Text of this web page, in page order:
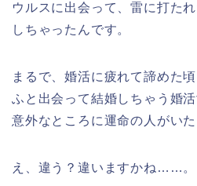
ウルスに出会って、雷に打た
しちゃったんです。
まるで、婚活に疲れて諦めた頃
ふと出会って結婚しちゃう婚
意外なところに運命の人がい
え、違う？違いますかね……。